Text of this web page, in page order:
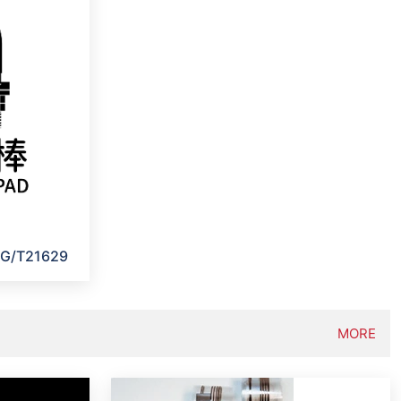
T21629
MORE